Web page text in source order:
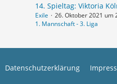
14. Spieltag: Viktoria
Exile
26. Oktober 2021 um
1. Mannschaft - 3. Liga
Datenschutzerklärung